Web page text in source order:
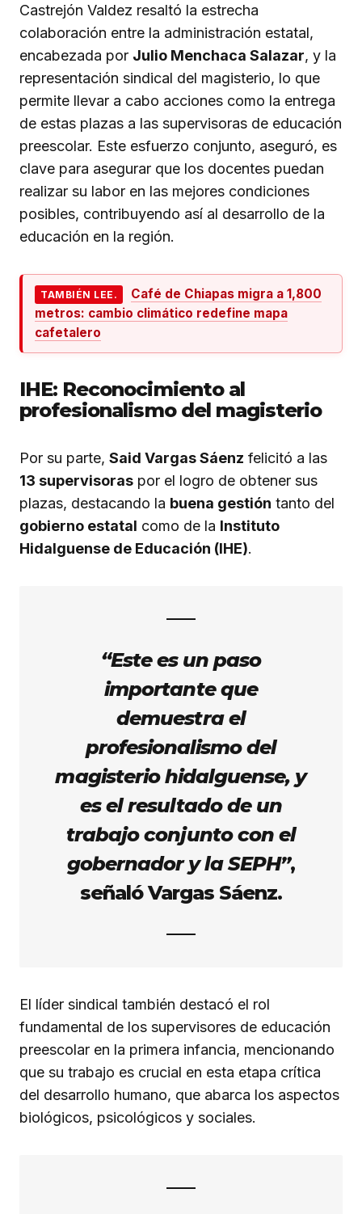
Castrejón Valdez resaltó la estrecha
colaboración entre la administración estatal,
encabezada por Julio Menchaca Salazar, y la
representación sindical del magisterio, lo que
permite llevar a cabo acciones como la entrega
de estas plazas a las supervisoras de educación
preescolar. Este esfuerzo conjunto, aseguró, es
clave para asegurar que los docentes puedan
realizar su labor en las mejores condiciones
posibles, contribuyendo así al desarrollo de la
educación en la región.
TAMBIÉN LEE.
Café de Chiapas migra a 1,800
metros: cambio climático redefine mapa
cafetalero
IHE: Reconocimiento al
profesionalismo del magisterio
Por su parte, Said Vargas Sáenz felicitó a las
13 supervisoras por el logro de obtener sus
plazas, destacando la buena gestión tanto del
gobierno estatal como de la Instituto
Hidalguense de Educación (IHE).
“Este es un paso
importante que
demuestra el
profesionalismo del
magisterio hidalguense, y
es el resultado de un
trabajo conjunto con el
gobernador y la SEPH”,
señaló Vargas Sáenz.
El líder sindical también destacó el rol
fundamental de los supervisores de educación
preescolar en la primera infancia, mencionando
que su trabajo es crucial en esta etapa crítica
del desarrollo humano, que abarca los aspectos
biológicos, psicológicos y sociales.